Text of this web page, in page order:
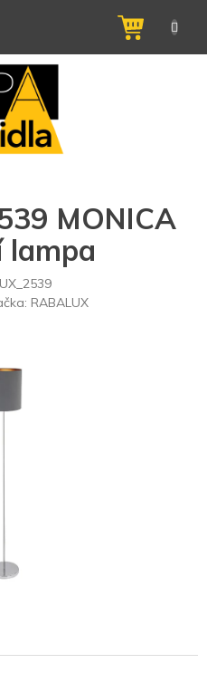
NÁKUPNÍ
KOŠÍK
MONICA
lampa
RABALUX